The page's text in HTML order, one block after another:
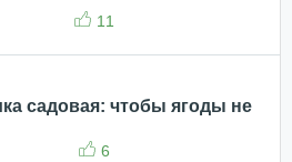
11
садовая: чтобы ягоды не
6